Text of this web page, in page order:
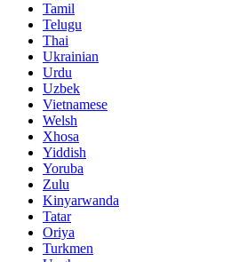
Tamil
Telugu
Thai
Ukrainian
Urdu
Uzbek
Vietnamese
Welsh
Xhosa
Yiddish
Yoruba
Zulu
Kinyarwanda
Tatar
Oriya
Turkmen